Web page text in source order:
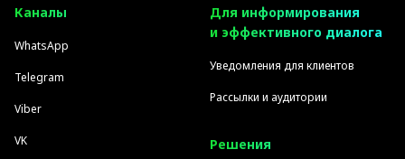
Каналы
WhatsApp
Telegram
Viber
VK
Для информирования
и эффективного диалога
Уведомления для клиентов
Рассылки и аудитории
Решения